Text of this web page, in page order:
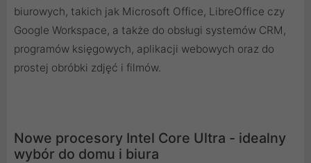
biurowych, takich jak Microsoft Office, LibreOffice czy
Google Workspace, a także do obsługi systemów CRM,
programów księgowych, aplikacji webowych oraz do
prostej obróbki zdjęć i filmów.
Nowe procesory Intel Core Ultra - idealny
wybór do domu i biura